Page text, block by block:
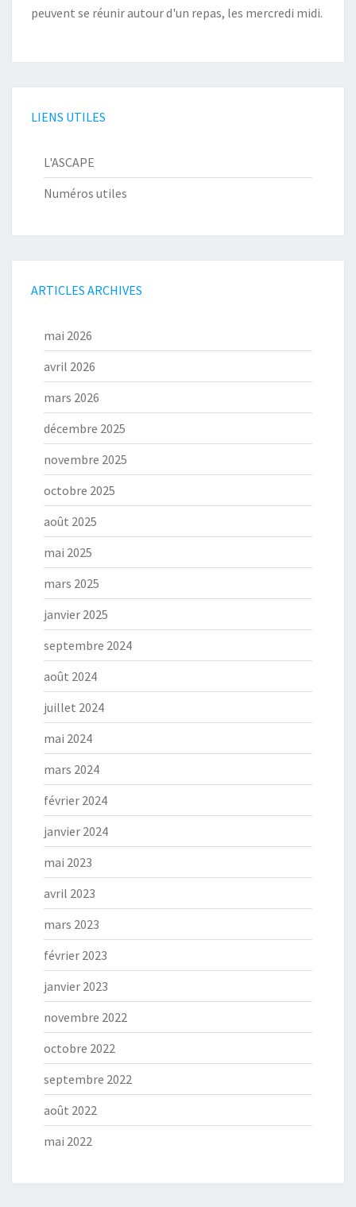
peuvent se réunir autour d'un repas, les mercredi midi.
LIENS UTILES
L'ASCAPE
Numéros utiles
ARTICLES ARCHIVES
mai 2026
avril 2026
mars 2026
décembre 2025
novembre 2025
octobre 2025
août 2025
mai 2025
mars 2025
janvier 2025
septembre 2024
août 2024
juillet 2024
mai 2024
mars 2024
février 2024
janvier 2024
mai 2023
avril 2023
mars 2023
février 2023
janvier 2023
novembre 2022
octobre 2022
septembre 2022
août 2022
mai 2022